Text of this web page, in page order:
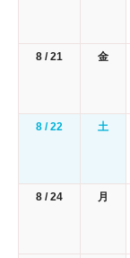
8 / 21 金
8 / 22 土
8 / 24 月